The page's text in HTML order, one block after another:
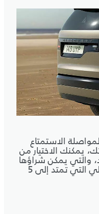
الاستمتاع
يمكنك الاختيار من
والتي يمكن شراؤها
إضافة إلى فترة الضمان الأصلي التي تمتد إلى 5